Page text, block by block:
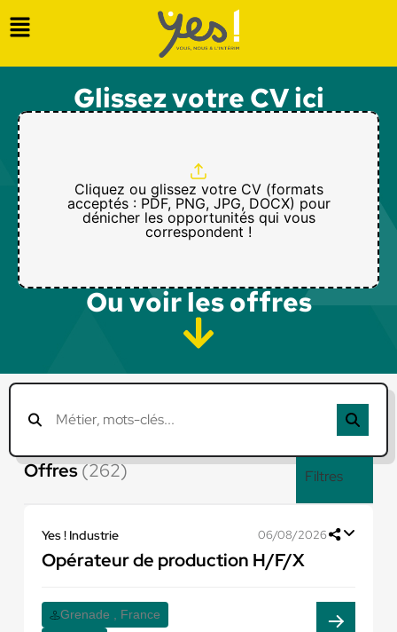
Glissez votre CV ici
Cliquez ou glissez votre CV (formats
acceptés : PDF, PNG, JPG, DOCX) pour
dénicher les opportunités qui vous
correspondent !
Ou voir les offres​
Offres(262) Filtres
Yes ! Industrie 06/08/2026
Opérateur de production H/F/X
Grenade , France